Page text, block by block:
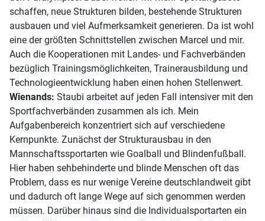
schaffen, neue Strukturen bilden, bestehende Strukturen
ausbauen und viel Aufmerksamkeit generieren. Da ist wohl
eine der größten Schnittstellen zwischen Marcel und mir.
Auch die Kooperationen mit Landes- und Fachverbänden
bezüglich Trainingsmöglichkeiten, Trainerausbildung und
Technologieentwicklung haben einen hohen Stellenwert.
Wienands: Staubi arbeitet auf jeden Fall intensiver mit den
Sportfachverbänden zusammen als ich. Mein
Aufgabenbereich konzentriert sich auf verschiedene
Kernpunkte. Zunächst der Strukturausbau in den
Mannschaftssportarten wie Goalball und Blindenfußball.
Hier haben sehbehinderte und blinde Menschen oft das
Problem, dass es nur wenige Vereine deutschlandweit gibt
und dadurch oft lange Wege auf sich genommen werden
müssen. Darüber hinaus sind die Individualsportarten ein